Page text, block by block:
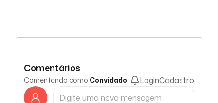
Comentários
Comentando como Convidado LoginCadastro